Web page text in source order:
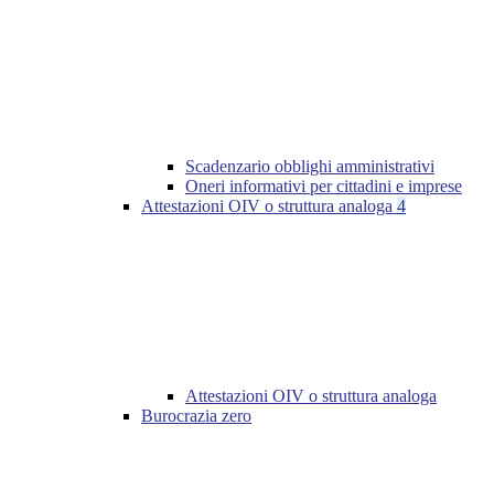
Scadenzario obblighi amministrativi
Oneri informativi per cittadini e imprese
Attestazioni OIV o struttura analoga 4
Attestazioni OIV o struttura analoga
Burocrazia zero